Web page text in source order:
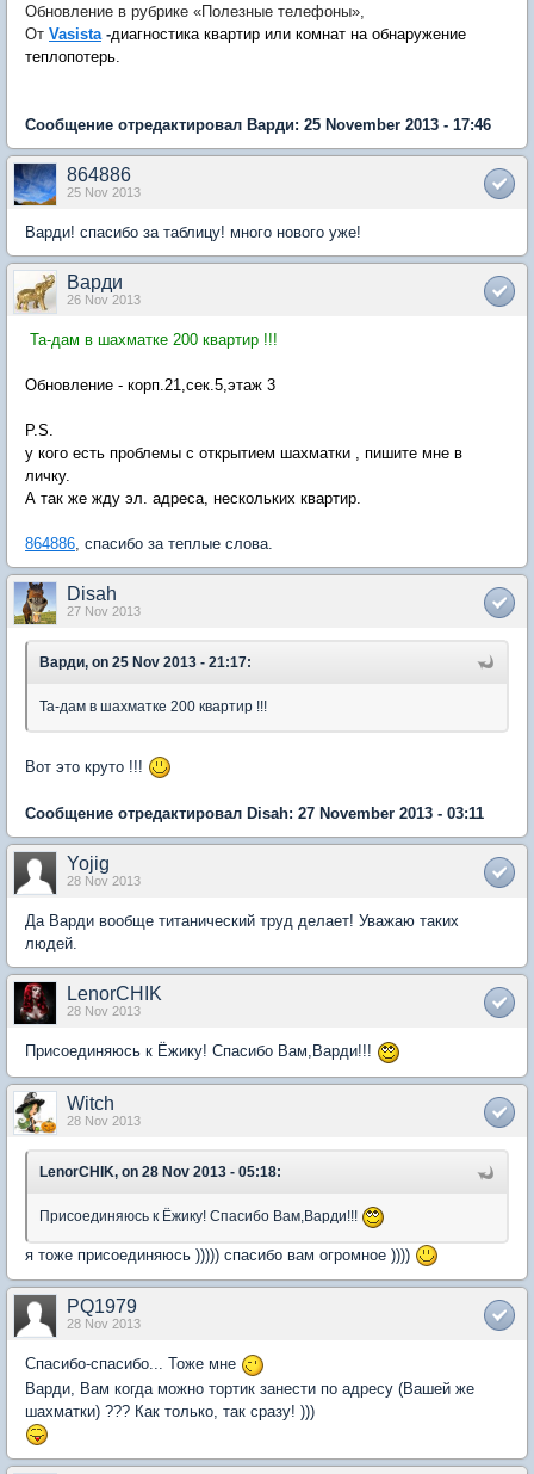
Обновление в рубрике «Полезные телефоны»,
От Vasista -диагностика квартир или комнат на обнаружение
теплопотерь.
Сообщение отредактировал Варди: 25 November 2013 - 17:46
864886
25 Nov 2013
Варди! спасибо за таблицу! много нового уже!
Варди
26 Nov 2013
Та-дам в шахматке 200 квартир !!!
Обновление - корп.21,сек.5,этаж 3
P.S.
у кого есть проблемы с открытием шахматки , пишите мне в
личку.
А так же жду эл. адреса, нескольких квартир.
864886 , спасибо за теплые слова.
Disah
27 Nov 2013
Варди, on 25 Nov 2013 - 21:17:
Та-дам в шахматке 200 квартир !!!
Вот это круто !!!
Сообщение отредактировал Disah: 27 November 2013 - 03:11
Yojig
28 Nov 2013
Да Варди вообще титанический труд делает! Уважаю таких
людей.
LenorCHIK
28 Nov 2013
Присоединяюсь к Ёжику! Спасибо Вам,Варди!!!
Witch
28 Nov 2013
LenorCHIK, on 28 Nov 2013 - 05:18:
Присоединяюсь к Ёжику! Спасибо Вам,Варди!!!
я тоже присоединяюсь ))))) спасибо вам огромное ))))
PQ1979
28 Nov 2013
Спасибо-спасибо... Тоже мне
Варди, Вам когда можно тортик занести по адресу (Вашей же
шахматки) ??? Как только, так сразу! )))